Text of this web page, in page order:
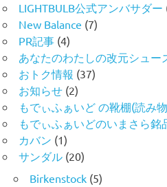
LIGHTBULB公式アンバサダー
New Balance (7)
PR記事 (4)
あなたのわたしの改元シュー
おトク情報 (37)
お知らせ (2)
もでぃふぁいど の靴棚(読み
もでぃふぁいどのいまさら銘
カバン (1)
サンダル (20)
Birkenstock (5)